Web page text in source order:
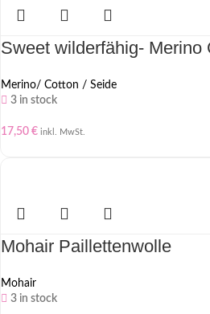
Sweet wilderfähig- Merino
Merino/ Cotton / Seide
3 in stock
17,50 € inkl. MwSt.
Mohair Paillettenwolle
Mohair
3 in stock